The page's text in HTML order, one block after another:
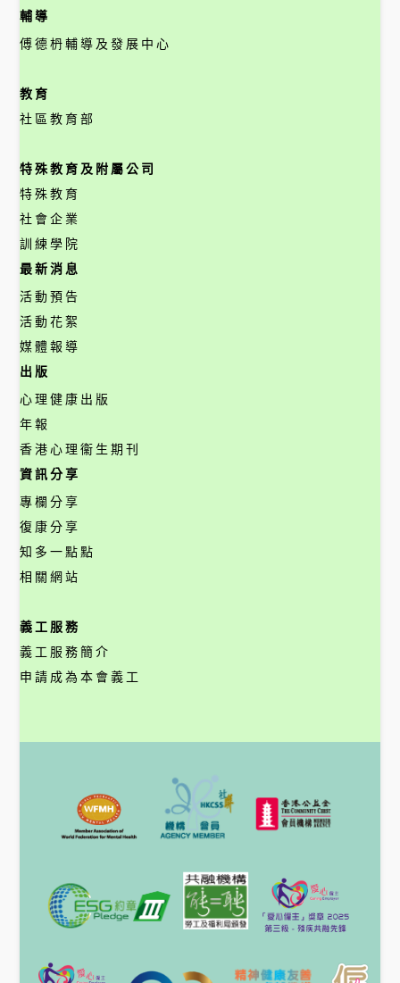
輔導
傅德枬輔導及發展中心
教育
社區教育部
特殊教育及附屬公司
特殊教育
社會企業
訓練學院
最新消息
活動預告
活動花絮
媒體報導
出版
心理健康出版
年報
香港心理衞生期刊
資訊分享
專欄分享
復康分享
知多一點點
相關網站
義工服務
義工服務簡介
申請成為本會義工